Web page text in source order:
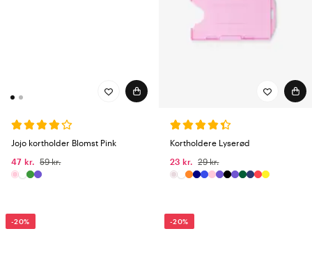
Jojo kortholder Blomst Pink
47 kr.
59 kr.
Kortholdere Lyserød
23 kr.
29 kr.
-20% -20%